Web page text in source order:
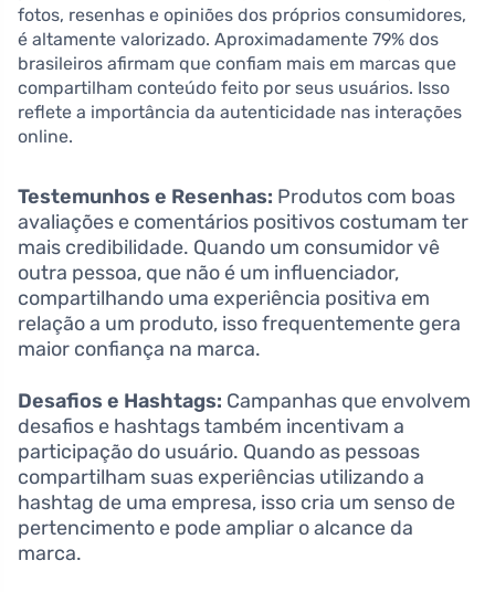
fotos, resenhas e opiniões dos próprios consumidores,
é altamente valorizado. Aproximadamente 79% dos
brasileiros afirmam que confiam mais em marcas que
compartilham conteúdo feito por seus usuários. Isso
reflete a importância da autenticidade nas interações
online.
Testemunhos e Resenhas: Produtos com boas
avaliações e comentários positivos costumam ter
mais credibilidade. Quando um consumidor vê
outra pessoa, que não é um influenciador,
compartilhando uma experiência positiva em
relação a um produto, isso frequentemente gera
maior confiança na marca.
Desafios e Hashtags: Campanhas que envolvem
desafios e hashtags também incentivam a
participação do usuário. Quando as pessoas
compartilham suas experiências utilizando a
hashtag de uma empresa, isso cria um senso de
pertencimento e pode ampliar o alcance da
marca.